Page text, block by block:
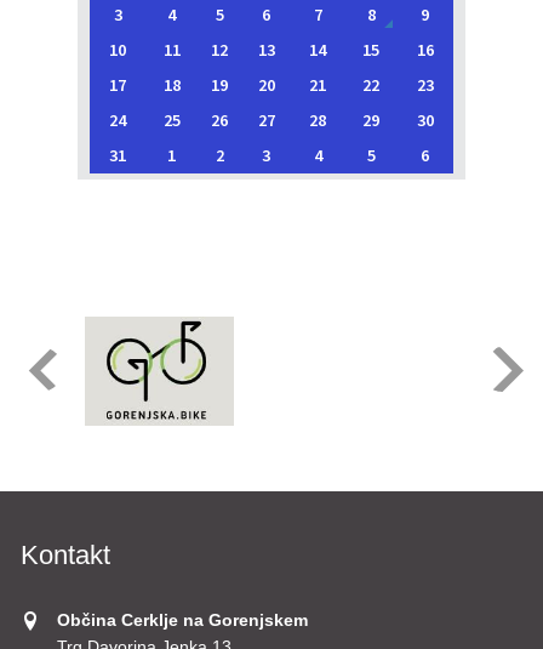
3
4 5 6 7 8
9
10
11 12 13 14 15
16
17
18 19 20 21 22
23
24
25 26 27 28 29
30
31
1 2 3 4 5 6
Kontakt
Občina Cerklje na Gorenjskem